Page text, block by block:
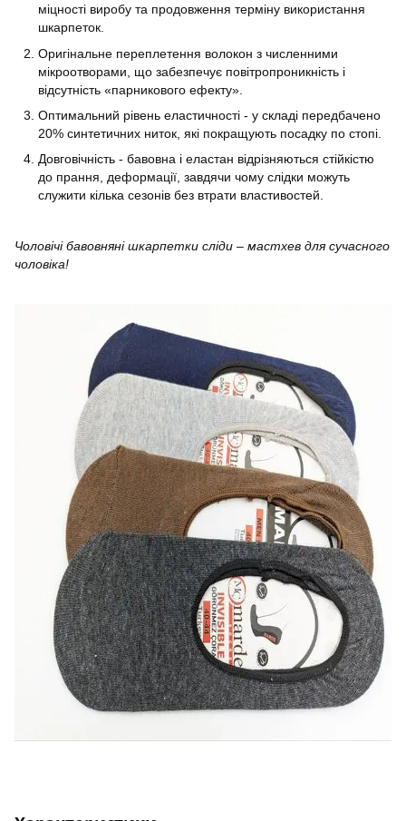
міцності виробу та продовження терміну використання
шкарпеток.
Оригінальне переплетення волокон з численними
мікроотворами, що забезпечує повітропроникність і
відсутність «парникового ефекту».
Оптимальний рівень еластичності - у складі передбачено
20% синтетичних ниток, які покращують посадку по стопі.
Довговічність - бавовна і еластан відрізняються стійкістю
до прання, деформації, завдячи чому слідки можуть
служити кілька сезонів без втрати властивостей.
Чоловічі бавовняні шкарпетки сліди – мастхев для сучасного
чоловіка!